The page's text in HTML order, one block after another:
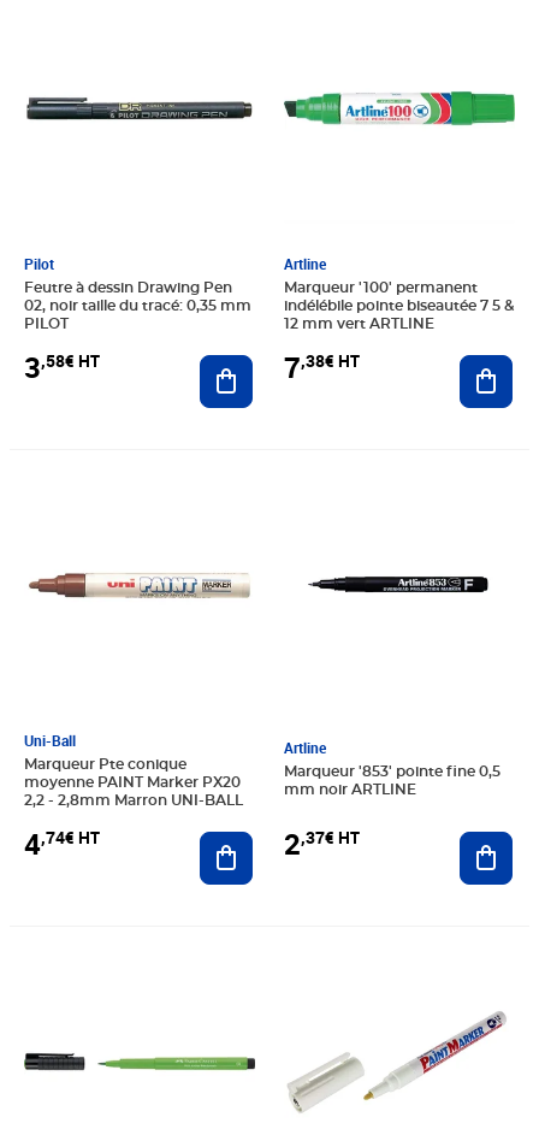
Pilot
Feutre à dessin Drawing Pen
02, noir taille du tracé: 0,35 mm
PILOT
3,58€ HT Ajouter au panier
Artline
Marqueur '100' permanent
indélébile pointe biseautée 7 5 &
12 mm vert ARTLINE
7,38€ HT
Uni-Ball
Marqueur Pte conique
moyenne PAINT Marker PX20
2,2 - 2,8mm Marron UNI-BALL
4,74€ HT Ajouter au panier
Artline
Marqueur '853' pointe fine 0,5
mm noir ARTLINE
2,37€ HT